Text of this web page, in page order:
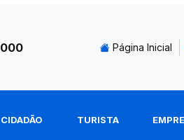
Página Inicial
CIDADÃO TURISTA